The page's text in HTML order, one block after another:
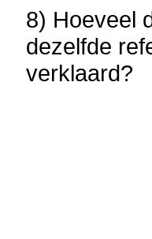
8) Hoeveel
dezelfde
verklaard?